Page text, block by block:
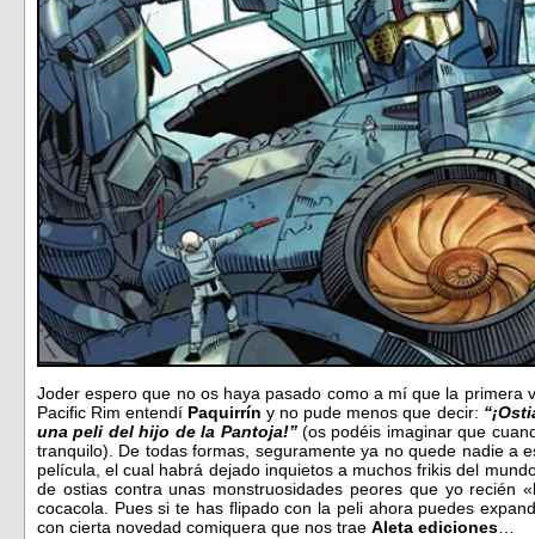
Joder espero que no os haya pasado como a mí que la primera
Pacific Rim entendí Paquirrín y no pude menos que decir:
una peli del hijo de la Pantoja!” (os podéis imaginar que
tranquilo). De todas formas, seguramente ya no quede nadie a
película, el cual habrá dejado inquietos a muchos frikis del
de ostias contra unas monstruosidades peores que yo recién
cocacola. Pues si te has flipado con la peli ahora puedes
con cierta novedad comiquera que nos trae Aleta ediciones…